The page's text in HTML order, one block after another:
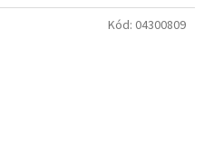
Kód: 04300809